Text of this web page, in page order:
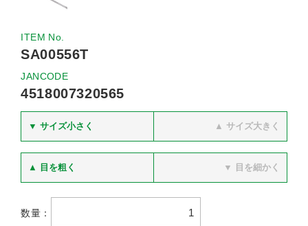
ITEM No.
SA00556T
JANCODE
4518007320565
▼ サイズ小さく ▲ サイズ大きく
▲ 目を粗く ▼ 目を細かく
数量：